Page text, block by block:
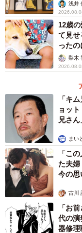
浅井
12歳
て見
った
「尊…
梨木
「キ
ョッ
兄さん
まい
「こ
た夫
今の思
古川
「お
代の
器修